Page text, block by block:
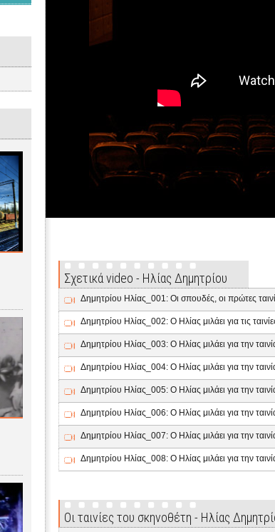
Σχετικά video - Ηλίας Δημητρίου
Δημητρίου Ηλίας_001: Οι σπουδές, οι πρώτες
Δημητρίου Ηλίας_002: Ο Ηλίας μιλάει για τις
Δημητρίου Ηλίας_003: Ο Ηλίας μιλάει για την
Δημητρίου Ηλίας_004: Ο Ηλίας μιλάει για την
Δημητρίου Ηλίας_005: Ο Ηλίας μιλάει για την
Δημητρίου Ηλίας_006: Ο Ηλίας μιλάει για την
Δημητρίου Ηλίας_007: Ο Ηλίας μιλάει για την
Δημητρίου Ηλίας_008: Ο Ηλίας μιλάει για την
Οι ταινίες του σκηνοθέτη - Ηλίας